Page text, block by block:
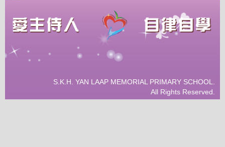
S.K.H. YAN LAAP MEMORIAL PRIMARY SCHOOL.
All Rights Reserved.